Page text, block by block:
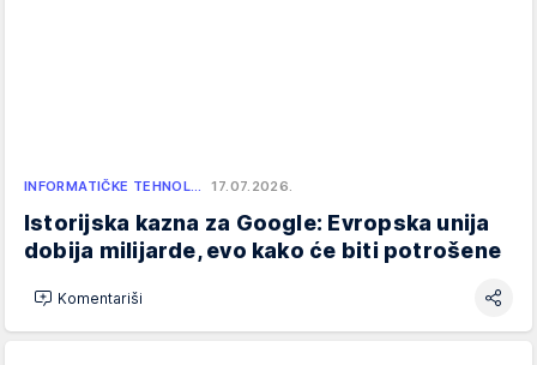
INFORMATIČKE TEHNOL… 17.07.2026.
Istorijska kazna za Google: Evropska unija
dobija milijarde, evo kako će biti potrošene
Komentariši